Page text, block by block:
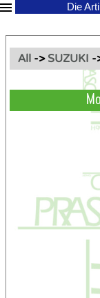
Die
All -> SUZUKI -